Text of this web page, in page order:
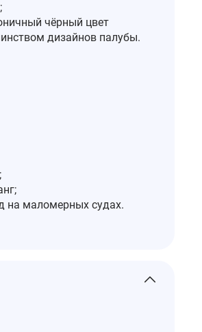
чёрный цвет
дизайнов палубы.
на маломерных судах.